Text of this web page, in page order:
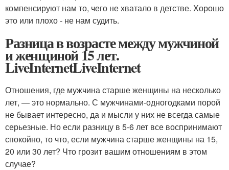
компенсируют нам то, чего не хватало в детстве. Хорошо
это или плохо - не нам судить.
Разница в возрасте между мужчиной
и женщиной 15 лет.
LiveInternetLiveInternet
Отношения, где мужчина старше женщины на несколько
лет, — это нормально. С мужчинами-одногодками порой
не бывает интересно, да и мысли у них не всегда самые
серьезные. Но если разницу в 5-6 лет все воспринимают
спокойно, то что, если мужчина старше женщины на 15,
20 или 30 лет? Что грозит вашим отношениям в этом
случае?